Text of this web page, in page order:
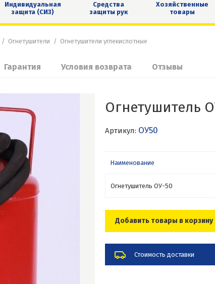
Индивидуальная
защита (СИЗ)
Средства
защиты рук
Хозяйственные
товары
Огнетушители Огнетушители углекислотные
Гарантия Условия возврата Отзывы
Огнетушитель
Артикул: ОУ50
Наименование
Огнетушитель ОУ-50
Добавить товары в корзину
Стоимость доставки